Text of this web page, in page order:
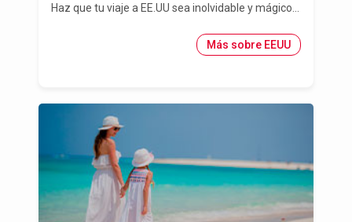
Haz que tu viaje a EE.UU sea inolvidable y mágico...
Más sobre EEUU